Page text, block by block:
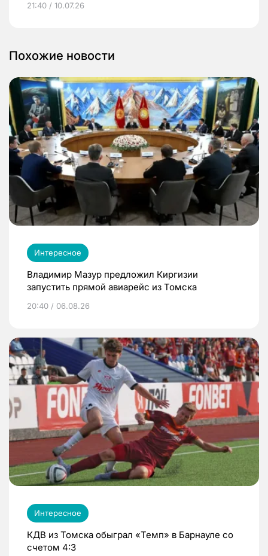
21:40 / 10.07.26
Похожие новости
Интересное
Владимир Мазур предложил Киргизии
запустить прямой авиарейс из Томска
20:40 / 06.08.26
Интересное
КДВ из Томска обыграл «Темп» в Барнауле со
счетом 4:3